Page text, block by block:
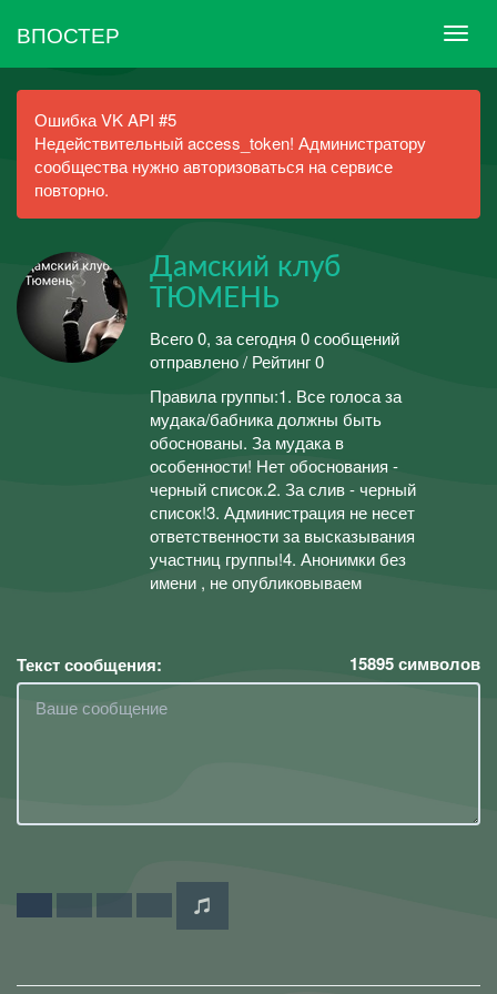
ВПОСТЕР
Ошибка VK API #5
Недействительный access_token! Администратору
сообщества нужно авторизоваться на сервисе
повторно.
Дамский клуб
ТЮМЕНЬ
Всего 0, за сегодня 0 сообщений
отправлено / Рейтинг 0
Правила группы:1. Все голоса за
мудака/бабника должны быть
обоснованы. За мудака в
особенности! Нет обоснования -
черный список.2. За слив - черный
список!3. Администрация не несет
ответственности за высказывания
участниц группы!4. Анонимки без
имени , не опубликовываем
Текст сообщения: 15895символов